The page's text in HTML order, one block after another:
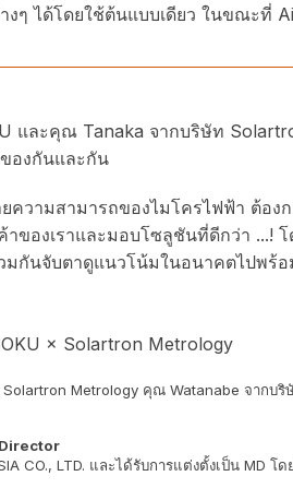
งๆ ได้โดยใช้ต้นแบบเดียว ในขณะที่
และคุณ Tanaka จากบริษัท
องกันและกัน
ความสามารถของไมโครไฟฟ้า ต้อ
าของเราและมอบโซลูชันที่ดีกว่า
มกันจับตาดูแนวโน้มในอนาคตไปพร้
Metrology คุณ Watanabe จากบริ
CO., LTD. และได้รับการแต่งตั้งเป็น